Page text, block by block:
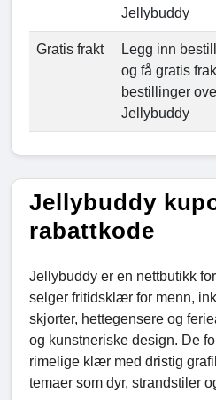
Jellybuddy
Gratis frakt
Legg inn
og få gratis
bestillinger
Jellybuddy
Jellybuddy
rabattkode
Jellybuddy er en nettbutikk
selger fritidsklær for menn,
skjorter, hettegensere og
og kunstneriske design. De
rimelige klær med dristig
temaer som dyr, strandstiler